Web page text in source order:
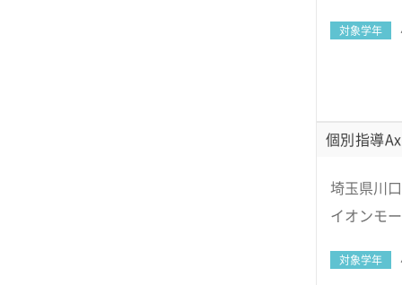
対象学年
個別指導
埼玉県川
イオンモ
対象学年